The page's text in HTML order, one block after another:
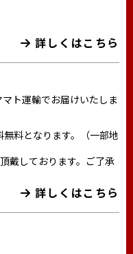
詳しくはこちら
ト運輸でお届けいたしま
料となります。（一部地
戴しております。ご了承
詳しくはこちら